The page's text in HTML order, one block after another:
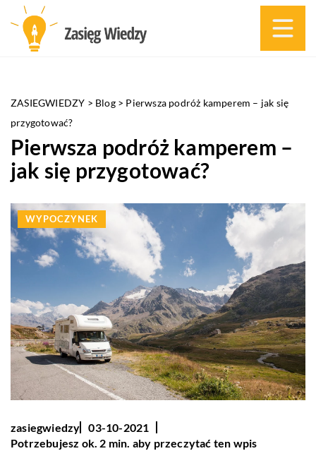
ZASIEGWIEDZY > Blog> Pierwsza podróż kamperem – jak się
przygotować?
Pierwsza podróż kamperem –
jak się przygotować?
WYPOCZYNEK
zasiegwiedzy
03-10-2021
Potrzebujesz ok. 2 min. aby przeczytać ten wpis